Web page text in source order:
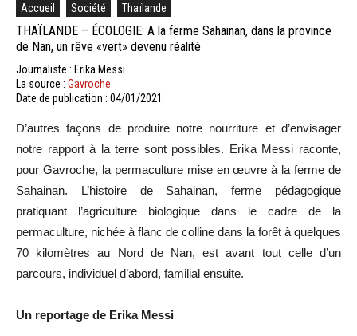
Accueil Société Thaïlande
THAÏLANDE – ÉCOLOGIE: A la ferme Sahainan, dans la province
de Nan, un rêve «vert» devenu réalité
Journaliste : Erika Messi
La source : Gavroche
Date de publication : 04/01/2021
D’autres façons de produire notre nourriture et d’envisager
notre rapport à la terre sont possibles. Erika Messi raconte,
pour Gavroche, la permaculture mise en œuvre à la ferme de
Sahainan. L’histoire de Sahainan, ferme pédagogique
pratiquant l’agriculture biologique dans le cadre de la
permaculture, nichée à flanc de colline dans la forêt à quelques
70 kilomètres au Nord de Nan, est avant tout celle d’un
parcours, individuel d’abord, familial ensuite.
Un reportage de Erika Messi